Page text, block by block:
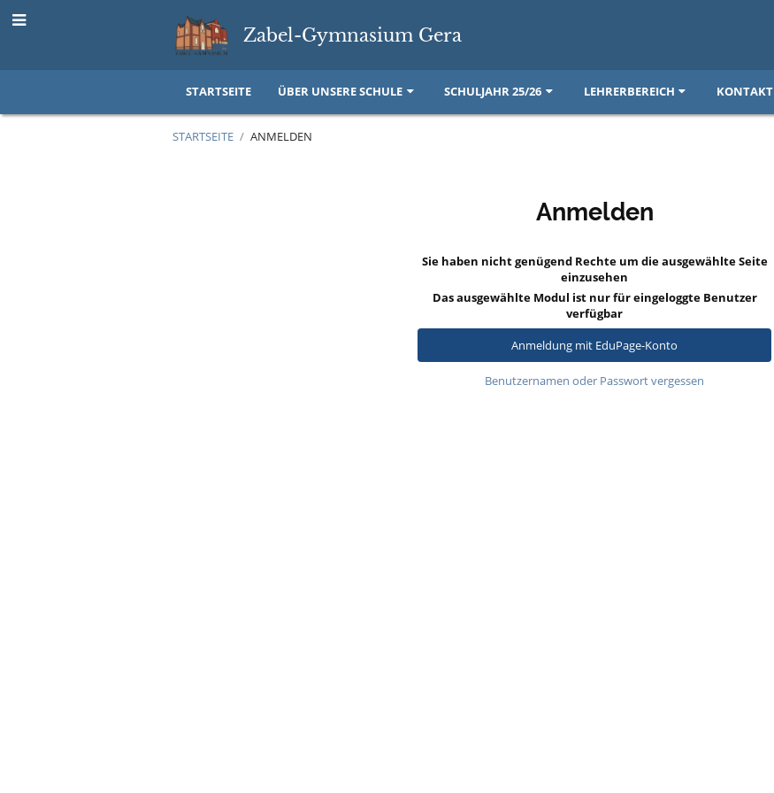
Zabel-Gymnasium Gera
STARTSEITE ÜBER UNSERE SCHULE SCHULJAHR 25/26 LEHRERBEREICH KONTAKT
STARTSEITE / ANMELDEN
Anmelden
Sie haben nicht genügend Rechte um die ausgewählte Seite
einzusehen
Das ausgewählte Modul ist nur für eingeloggte Benutzer
verfügbar
Anmeldung mit EduPage-Konto
Benutzernamen oder Passwort vergessen